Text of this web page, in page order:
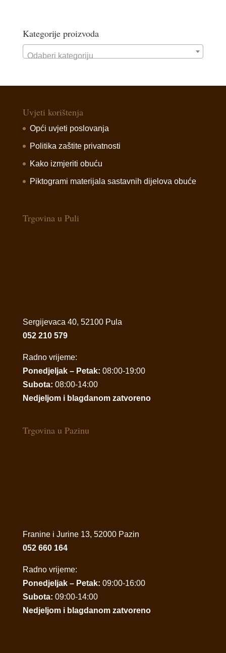
Kategorije proizvoda
Odaberi kategoriju
Uvjeti korištenja
Opći uvjeti poslovanja
Politika zaštite privatnosti
Kako izmjeriti obuću
Piktogrami materijala sastavnih dijelova obuće
Trgovina u Puli
Sergijevaca 40, 52100 Pula
052 210 579
Radno vrijeme:
Ponedjeljak – Petak: 08:00-19:00
Subota: 08:00-14:00
Nedjeljom i blagdanom zatvoreno
Trgovina u Pazinu
Franine i Jurine 13, 52000 Pazin
052 660 164
Radno vrijeme:
Ponedjeljak – Petak: 09:00-16:00
Subota: 09:00-14:00
Nedjeljom i blagdanom zatvoreno